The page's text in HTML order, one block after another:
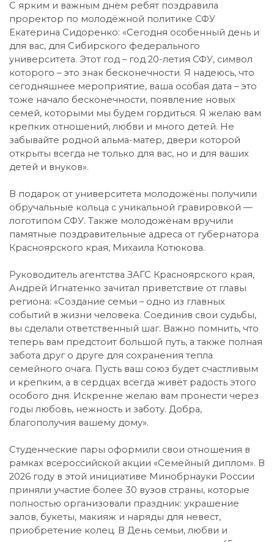
С ярким и важным днём ребят поздравила
проректор по молодёжной политике СФУ
Екатерина Сидоренко: «Сегодня особенный день и
для вас, для Сибирского федерального
университета. Этот год – год 20-летия СФУ, символ
которого – это знак бесконечности. Я надеюсь, что
сегодняшнее мероприятие, ваша особая дата – это
тоже начало бесконечности, появление новых
семей, которыми мы будем гордиться. Я желаю вам
крепких отношений, любви и много детей. Не
забывайте родной альма-матер, двери которой
открыты всегда не только для вас, но и для ваших
детей и внуков».
В подарок от университета молодожёны получили
обручальные кольца с уникальной гравировкой —
логотипом СФУ. Также молодожёнам вручили
памятные поздравительные адреса от губернатора
Красноярского края, Михаила Котюкова.
Руководитель агентства ЗАГС Красноярского края,
Андрей Игнатенко зачитал приветствие от главы
региона: «Создание семьи – одно из главных
событий в жизни человека. Соединив свои судьбы,
вы сделали ответственный шаг. Важно помнить, что
теперь вам предстоит большой путь, а также полная
забота друг о друге для сохранения тепла
семейного очага. Пусть ваш союз будет счастливым
и крепким, а в сердцах всегда живёт радость этого
особого дня. Искренне желаю вам пронести через
годы любовь, нежность и заботу. Добра,
благополучия вашему дому».
Студенческие пары оформили свои отношения в
рамках всероссийской акции «Семейный диплом». В
2026 году в этой инициативе Минобрнауки России
приняли участие более 30 вузов страны, которые
полностью организовали праздник: украшение
залов, букеты, макияж и наряды для невест,
приобретение колец. В День семьи, любви и